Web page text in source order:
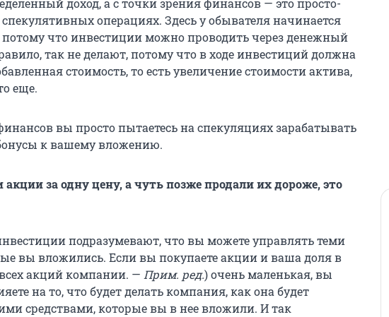
доход, а с точки зрения финансов — это просто-
операциях. Здесь у обывателя начинается
что инвестиции можно проводить через денежный
так не делают, потому что в ходе инвестиций должна
стоимость, то есть увеличение стоимости актива,
еще.
вы просто пытаетесь на спекуляциях зарабатывать
к вашему вложению.
за одну цену, а чуть позже продали их дороже, это
подразумевают, что вы можете управлять теми
вы вложились. Если вы покупаете акции и ваша доля в
акций компании. — Прим. ред.) очень маленькая, вы
на то, что будет делать компания, как она будет
средствами, которые вы в нее вложили. И так